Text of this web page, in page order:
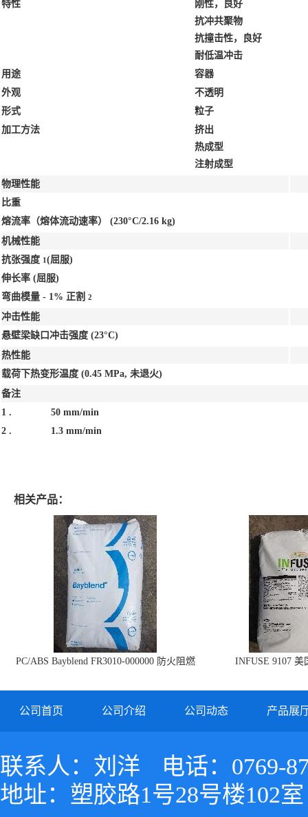
特性
刚性，良好
抗冲共聚物
抗撞击性，良好
耐低温冲击
用途
容器
外观
不透明
形式
粒子
加工方法
挤出
热成型
注射成型
物理性能
比重
熔流率（熔体流动速率） (230°C/2.16 kg)
机械性能
抗张强度 1 (屈服)
伸长率 (屈服)
弯曲模量 - 1% 正割
2
冲击性能
悬壁梁缺口冲击强度 (23°C)
热性能
载荷下热变形温度 (0.45 MPa, 未退火)
备注
1 .
50 mm/min
2 .
1.3 mm/min
相关产品：
PC/ABS Bayblend FR3010-000000 防火阻燃
INFUSE 9107 美
公司首页 公司介绍 公司动态 产品展
联系人：刘洋
电话：0769-
地址：塑胶路1号28号楼102室